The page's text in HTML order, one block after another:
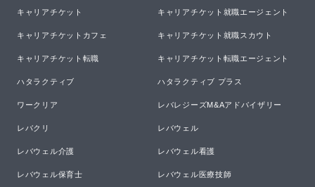
キャリアチケット キャリアチケット就職エージェント
キャリアチケットカフェ キャリアチケット就職スカウト
キャリアチケット転職 キャリアチケット転職エージェント
ハタラクティブ ハタラクティブ プラス
ワークリア レバレジーズM&Aアドバイザリー
レバクリ レバウェル
レバウェル介護 レバウェル看護
レバウェル保育士 レバウェル医療技師